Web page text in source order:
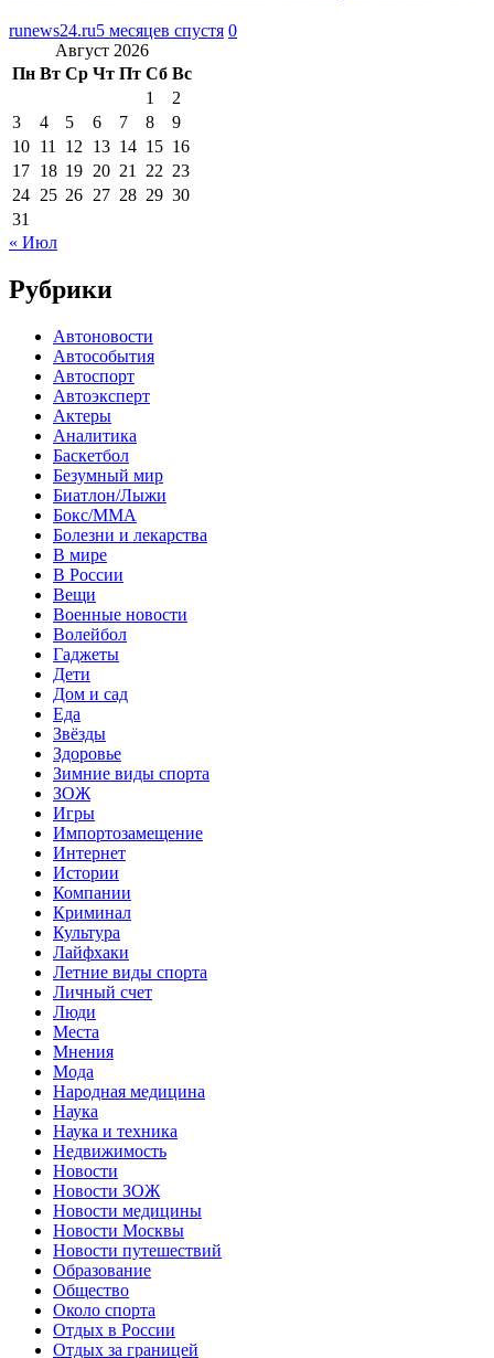
runews24.ru5 месяцев спустя 0
Август 2026
Пн Вт Ср Чт Пт Сб Вс
1
2
3
4 5 6 7 8
9
10 11 12 13 14 15 16
17 18 19 20 21 22 23
24 25 26 27 28 29 30
31
« Июл
Рубрики
Автоновости
Автособытия
Автоспорт
Автоэксперт
Актеры
Аналитика
Баскетбол
Безумный мир
Биатлон/Лыжи
Бокс/MMA
Болезни и лекарства
В мире
В России
Вещи
Военные новости
Волейбол
Гаджеты
Дети
Дом и сад
Еда
Звёзды
Здоровье
Зимние виды спорта
ЗОЖ
Игры
Импортозамещение
Интернет
Истории
Компании
Криминал
Культура
Лайфхаки
Летние виды спорта
Личный счет
Люди
Места
Мнения
Мода
Народная медицина
Наука
Наука и техника
Недвижимость
Новости
Новости ЗОЖ
Новости медицины
Новости Москвы
Новости путешествий
Образование
Общество
Около спорта
Отдых в России
Отдых за границей